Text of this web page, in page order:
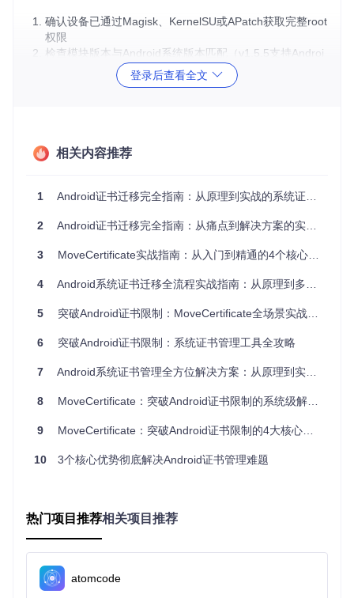
确认设备已通过Magisk、KernelSU或APatch获取完整root
权限
检查模块版本与Android系统版本匹配（v1.5.5支持Androi
执行以下命令验证root环境完整性：
预防措施：安装前通过
Android 14+证书权限管控绕过方案
问题现象：Android 14及以上系统提示"无法安装证书"或证书
影响分析：导致用户证书无法提升为系统信任级别，影响Char
解决方案：
通过系统设置正常安装证书（设置→安全→加密与凭据→
执行模块自动迁移命令：
adb shell su -c "/data/adb/modules/MoveCertificate/
预防措施 ：Android 14+用户避免手动修改/system
限，使用模块自带的安全迁移机制。
新
⚠️ 风险类：Android 14+修改系统证书可能触发SELinux审
计，建议使用模块默认配置
证书部署与格式转换
登录后查看全文
相关内容推荐
1 Android证书迁移完全指南：从原理到实战的系统证书管理方案
2 Android证书迁移完全指南：从痛点到解决方案的实战之路
3 MoveCertificate实战指南：从入门到精通的4个核心场景解决方案
4 Android系统证书迁移全流程实战指南：从原理到多场景落地
5 突破Android证书限制：MoveCertificate全场景实战指南
6 突破Android证书限制：系统证书管理工具全攻略
7 Android系统证书管理全方位解决方案：从原理到实践的root环境证书配置指南
8 MoveCertificate：突破Android证书限制的系统级解决方案
9 MoveCertificate：突破Android证书限制的4大核心方案
10 3个核心优势彻底解决Android证书管理难题
热门项目推荐相关项目推荐
atomcode